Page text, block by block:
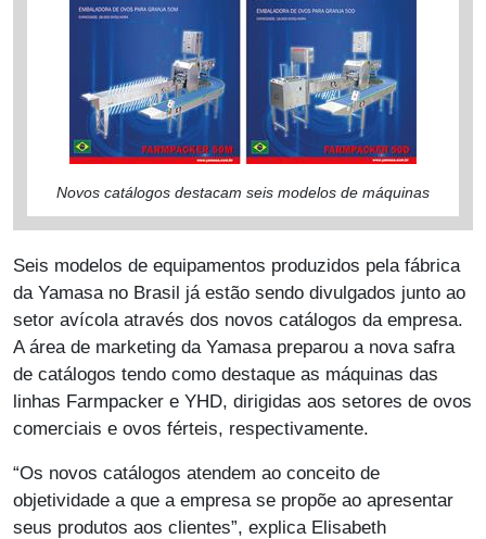
Novos catálogos destacam seis modelos de máquinas
Seis modelos de equipamentos produzidos pela fábrica
da Yamasa no Brasil já estão sendo divulgados junto ao
setor avícola através dos novos catálogos da empresa.
A área de marketing da Yamasa preparou a nova safra
de catálogos tendo como destaque as máquinas das
linhas Farmpacker e YHD, dirigidas aos setores de ovos
comerciais e ovos férteis, respectivamente.
“Os novos catálogos atendem ao conceito de
objetividade a que a empresa se propõe ao apresentar
seus produtos aos clientes”, explica Elisabeth